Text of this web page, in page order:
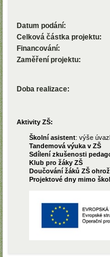
Datum podání:
Celková částka projektu:
Financování:
Zaměření
Doba realizace:
Aktivity ZŠ:
Školní asistent: výše
Tandemová výuka v ZŠ
Sdílení zkušenosti
Klub pro žáky ZŠ
Doučování žáků ZŠ
Projektové dny mimo